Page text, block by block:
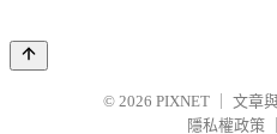
© 2026 PIXNET
文章
隱私權政策